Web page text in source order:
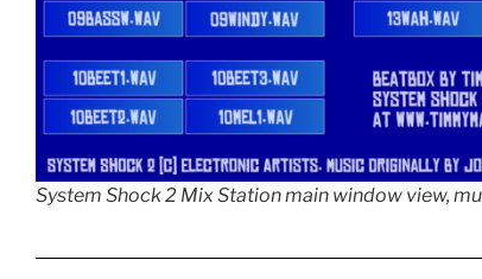
System Shock 2 Mix Station main window view,